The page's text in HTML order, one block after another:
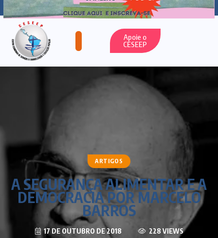
Apoie o
CESEEP
ARTIGOS
A SEGURANÇA ALIMENTAR E A
DEMOCRACIA POR MARCELO
BARROS
17 DE OUTUBRO DE 2018 228 VIEWS